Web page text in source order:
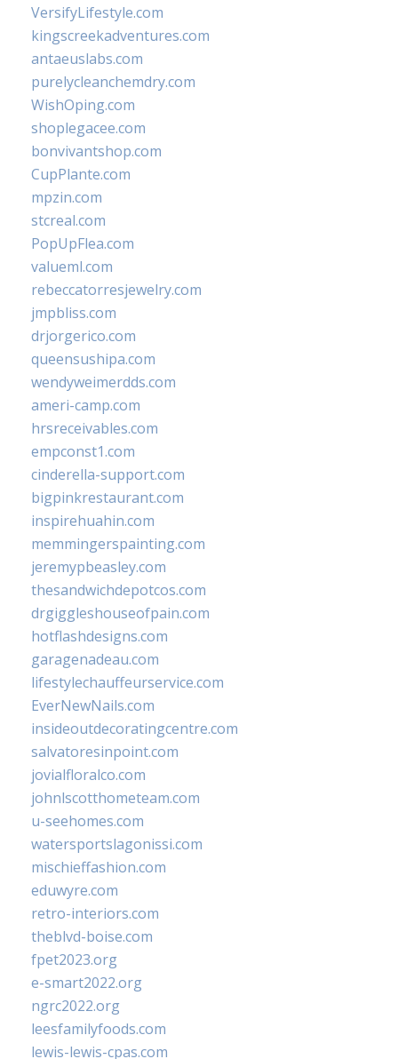
VersifyLifestyle.com
kingscreekadventures.com
antaeuslabs.com
purelycleanchemdry.com
WishOping.com
shoplegacee.com
bonvivantshop.com
CupPlante.com
mpzin.com
stcreal.com
PopUpFlea.com
valueml.com
rebeccatorresjewelry.com
jmpbliss.com
drjorgerico.com
queensushipa.com
wendyweimerdds.com
ameri-camp.com
hrsreceivables.com
empconst1.com
cinderella-support.com
bigpinkrestaurant.com
inspirehuahin.com
memmingerspainting.com
jeremypbeasley.com
thesandwichdepotcos.com
drgiggleshouseofpain.com
hotflashdesigns.com
garagenadeau.com
lifestylechauffeurservice.com
EverNewNails.com
insideoutdecoratingcentre.com
salvatoresinpoint.com
jovialfloralco.com
johnlscotthometeam.com
u-seehomes.com
watersportslagonissi.com
mischieffashion.com
eduwyre.com
retro-interiors.com
theblvd-boise.com
fpet2023.org
e-smart2022.org
ngrc2022.org
leesfamilyfoods.com
lewis-lewis-cpas.com